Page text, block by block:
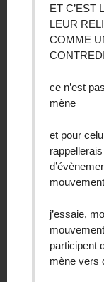
ET C’EST
LEUR
COMME
ce n’est
mène
et pour
mouvement
j’essaie,
participent
mène vers